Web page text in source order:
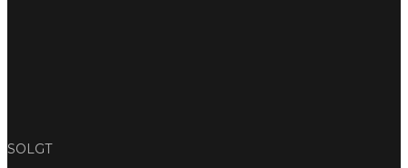
SOLGT